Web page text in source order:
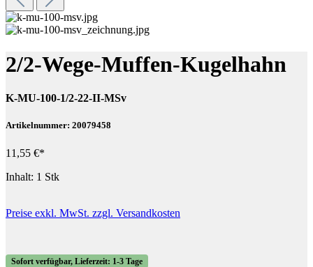
2/2-Wege-Muffen-Kugelhahn
K-MU-100-1/2-22-II-MSv
Artikelnummer: 20079458
11,55 €*
Inhalt: 1 Stk
Preise exkl. MwSt. zzgl. Versandkosten
Sofort verfügbar, Lieferzeit: 1-3 Tage